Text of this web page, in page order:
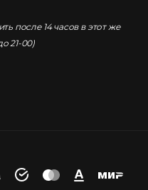
после 14 часов в этот же
21-00)